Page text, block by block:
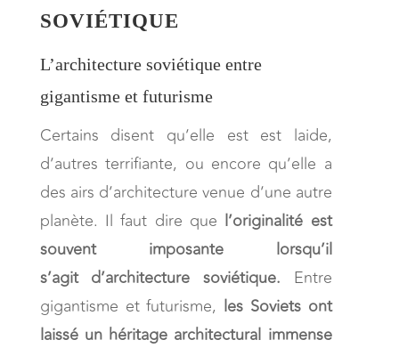
SOVIÉTIQUE
L’architecture soviétique entre
gigantisme et futurisme
Certains disent qu’elle est est laide,
d’autres terrifiante, ou encore qu’elle a
des airs d’architecture venue d’une autre
planète. Il faut dire que l’originalité est
souvent imposante lorsqu’il
s’agit d’architecture soviétique. Entre
gigantisme et futurisme, les Soviets ont
laissé un héritage architectural immense